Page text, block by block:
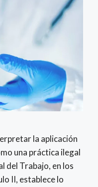
la aplicación
una práctica ilegal
del Trabajo, en los
II, establece lo